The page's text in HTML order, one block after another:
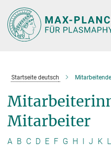
Hauptinhalt
Startseite deutsch
Mitarbeiter
A B C D E F G H I J K L